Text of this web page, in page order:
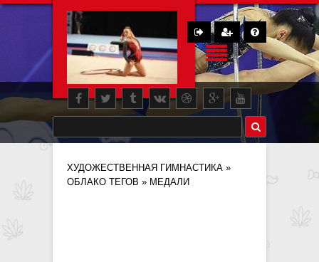
ХУДОЖЕСТВЕННАЯ ГИМНАСТИКА »
ОБЛАКО ТЕГОВ » МЕДАЛИ